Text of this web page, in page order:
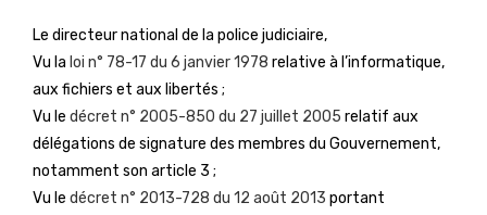
Le directeur national de la police judiciaire,
Vu la loi n° 78-17 du 6 janvier 1978 relative à l’informatique,
aux fichiers et aux libertés ;
Vu le décret n° 2005-850 du 27 juillet 2005 relatif aux
délégations de signature des membres du Gouvernement,
notamment son article 3 ;
Vu le décret n° 2013-728 du 12 août 2013 portant